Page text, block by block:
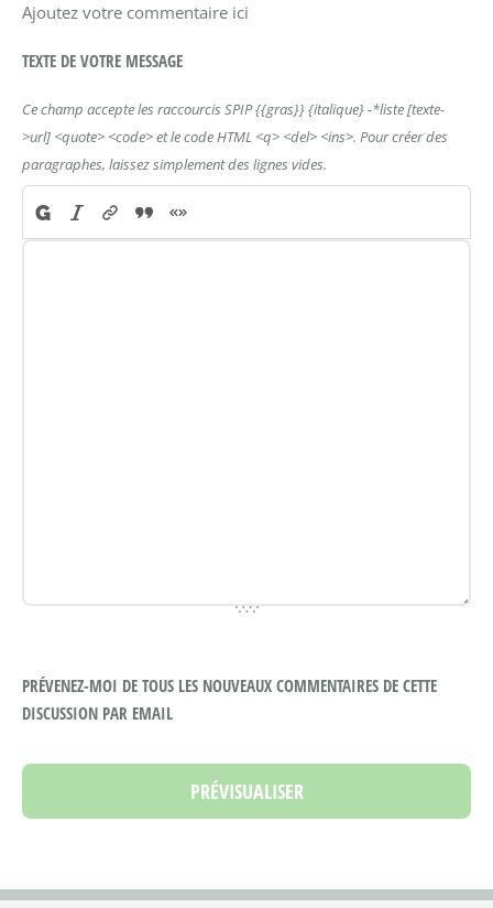
Ajoutez votre commentaire ici
TEXTE DE VOTRE MESSAGE
Ce champ accepte les raccourcis SPIP{{gras}}{italique}-*liste[texte-
>url] <quote> <code>et le code HTML <q> <del> <ins>. Pour créer des
paragraphes, laissez simplement des lignes vides.
PRÉVENEZ-MOI DE TOUS LES NOUVEAUX COMMENTAIRES DE CETTE
DISCUSSION PAR EMAIL